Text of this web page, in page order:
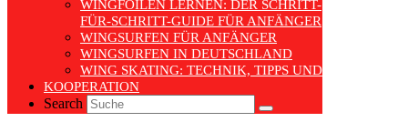
WINGFOILEN LERNEN: DER SCHRITT-
FÜR-SCHRITT-GUIDE FÜR ANFÄNGER
WINGSURFEN FÜR ANFÄNGER
WINGSURFEN IN DEUTSCHLAND
WING SKATING: TECHNIK, TIPPS UND TRENDS
KOOPERATION
Search